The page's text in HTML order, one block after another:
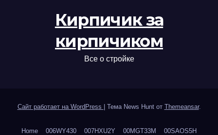
Кирпичик за
кирпичиком
Все о стройке
Сайт работает на WordPress Тема News Hunt от Themeansar.
Home 006WY430 007HXU2Y 00MGT33M 00SAOS5H